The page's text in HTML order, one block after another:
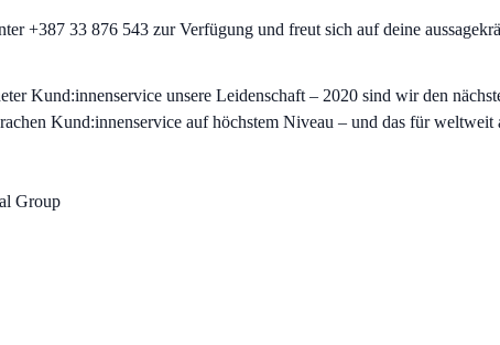
+387 33 876 543 zur Verfügung und freut sich auf deine
Kund:innenservice unsere Leidenschaft – 2020 sind wir den
Kund:innenservice auf höchstem Niveau – und das für weltweit
Group